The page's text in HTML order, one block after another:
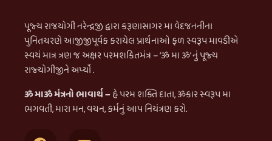
પૂજ્ય રાજયોગી નરેન્દ્રજી દ્વારા કરૂણાસાગર મા વેદજનનીના
પુનિતચરણે આજીજીપૂર્વક કરાયેલ પ્રાર્થનાઓ ફળ સ્વરૂપ માવડીએ
સ્વયં માત્ર ત્રણ જ અક્ષર પરમશકિતમંત્ર – ‘ૐ મા ૐ’ નું પૂજ્ય
રાજ્યોગીજીને અર્પ્યો .
ૐ માૐ મંત્રનો ભાવાર્થ –હે પરમ શક્તિ દાતા, ૐકાર સ્વરૂપ મા
ભગવતી, મારા મન, વચન, કર્મનું આપ નિયંત્રણ કરો.